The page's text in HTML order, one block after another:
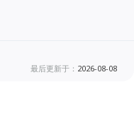
最后更新于： 2026-08-08